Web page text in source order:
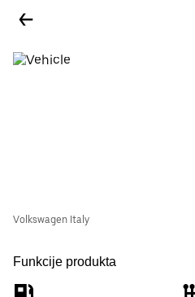
Volkswagen Italy
Funkcije produkta